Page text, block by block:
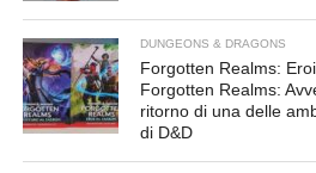
DUNGEONS & DRAGONS
Forgotten Realms:
Forgotten Realms:
ritorno di una delle
di D&D